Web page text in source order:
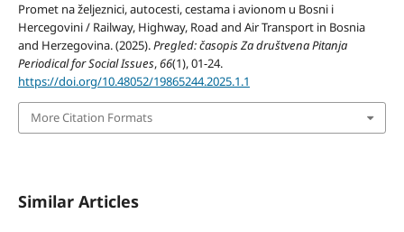
Promet na željeznici, autocesti, cestama i avionom u Bosni i
Hercegovini / Railway, Highway, Road and Air Transport in Bosnia
and Herzegovina. (2025).Pregled: časopis Za društvena Pitanja
Periodical for Social Issues,66(1), 01-24.
https://doi.org/10.48052/19865244.2025.1.1
More Citation Formats
Similar Articles